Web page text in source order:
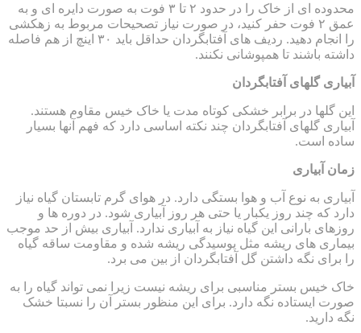
محدوده ای از خاک را در حدود ۲ تا ۳ فوت به صورت دایره ای و به
عمق ۲ فوت حفر کنید، در صورت نیاز تصحیحات مربوط به زهکشی
را انجام دهید. ردیف های آفتابگردان حداقل باید ۳۰ اینچ از هم فاصله
داشته باشند تا همپوشانی نکنند.
آبیاری گلهای آفتابگردان
این گلها در برابر خشکی کوتاه مدت یا خاک خیس مقاوم هستند.
آبیاری گلهای آفتابگردان چند نکته اساسی دارد که فهم آنها بسیار
ساده است.
زمان آبیاری
آبیاری به نوع آب و هوا بستگی دارد. در هوای گرم تابستان گیاه نیاز
دارد که چند روز یکبار یا حتی هر روز آبیاری شود. در دوره ها و
روزهای بارانی این گیاه نیاز به آبیاری ندارد. آبیاری بیش از حد موجب
بیماری های ریشه مثل پوسیدگی ریشه شده و مقاومت ساقه گیاه
را برای نگه داشتن گل آفتابگردان از بین می برد.
خاک خیس بستر مناسبی برای ریشه نیست زیرا نمی تواند گیاه را به
صورت ایستاده نگه دارد. برای این منظور بستر آن را نسبتا خشک
نگه دارید.